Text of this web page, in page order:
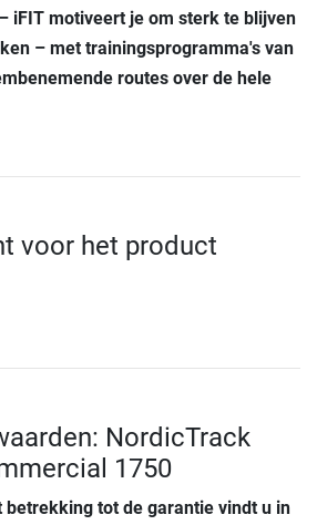
iFIT motiveert je om sterk te blijven
– met trainingsprogramma's van
routes over de hele
voor het product
NordicTrack
1750
tot de garantie vindt u in